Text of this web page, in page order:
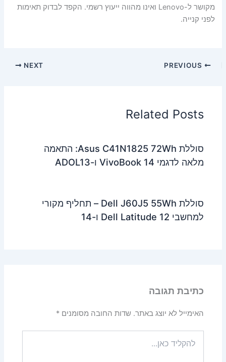
מקושר ל-Lenovo ואינו מהווה ייעוץ רשמי. הקפד לבדוק תאימות
לפני קנייה.
NEXT
Related Posts
סוללת Asus C41N1825 72Wh: התאמה
מלאה לדגמי VivoBook 14 ו-ADOL13
סוללת Dell J60J5 55Wh – תחליף מקורי
למחשבי Dell Latitude 12 ו-14
כתיבת תגובה
האימייל לא יוצג באתר. שדות החובה מסומנים*
כאן...